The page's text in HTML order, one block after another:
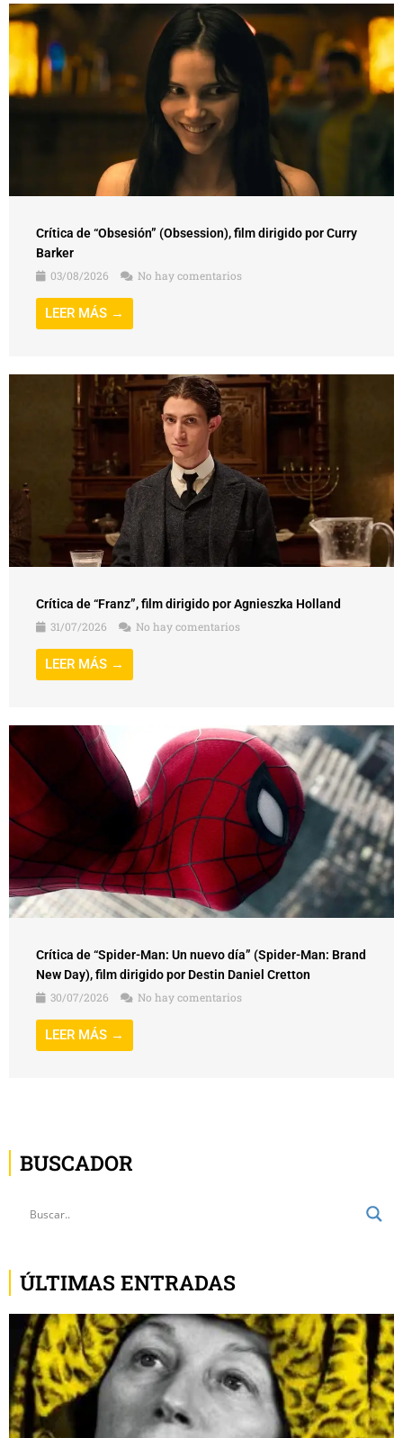
Crítica de “Obsesión” (Obsession), film dirigido por Curry
Barker
03/08/2026
No hay comentarios
LEER MÁS →
Crítica de “Franz”, film dirigido por Agnieszka Holland
31/07/2026
No hay comentarios
LEER MÁS →
Crítica de “Spider-Man: Un nuevo día” (Spider-Man: Brand
New Day), film dirigido por Destin Daniel Cretton
30/07/2026
No hay comentarios
LEER MÁS →
BUSCADOR
ÚLTIMAS ENTRADAS